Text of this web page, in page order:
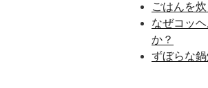
ごはんを炊
なぜコッ
か？
ずぼらな鍋